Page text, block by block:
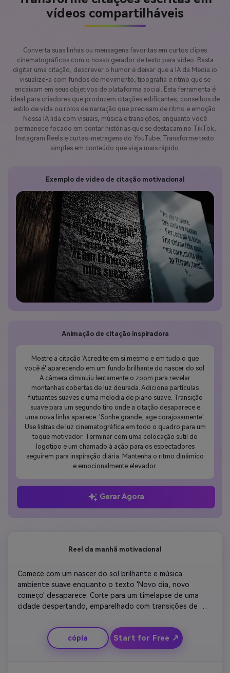
vídeos compartilháveis
Converta suas linhas ou mensagens favoritas em curtos clipes
cinematográficos com o nosso gerador de texto para vídeo. Basta
digitar uma citação, descrever o humor e deixar que a IA da Media.io
visualize-a com fundos de movimento, tipografia e ritmo que se
encaixam em seus objetivos de plataforma social. Esta ferramenta é
ideal para criadores que produzem citações edificantes, conselhos de
estilo de vida ou rolos de narração que precisam de ritmo e emoção.
Nossa IA lida com visuais, música e transições, enquanto você
permanece focado em contar histórias que se destacam no TikTok,
Instagram Reels e curtas-metragens do YouTube. Transforme texto
simples em conteúdo que viaja mais rápido.
Animação de citação inspiradora
Mostre a citação 'Acredite em si mesmo e em tudo o que
você é' aparecendo em um fundo brilhante do nascer do sol.
A câmera diminuiu lentamente o zoom para revelar
montanhas cobertas de luz dourada. Adicione partículas
flutuantes suaves e uma melodia de piano suave. Transição
suave para um segundo tiro onde a citação desaparece e
uma nova linha aparece: 'Sonhe grande, age corajosamente'.
Use listras de luz cinematográfica em todo o quadro para um
toque motivador. Terminar com uma colocação sutil do
logotipo e um chamado à ação para os espectadores
seguirem para inspiração diária. Mantenha o ritmo dinâmico
e emocionalmente elevador.
Gerar Agora
Exemplo de vídeo de citação motivacional
Reel da manhã motivacional
Comece com um nascer do sol brilhante e música
ambiente suave enquanto o texto 'Novo dia, novo
começo' desaparece. Corte para um timelapse de uma
cidade despertando, emparelhado com transições de
apresenta antes de falar'. Adicione erupções de luz que
se movem através do quadro para positividade. Conclua
com um close-up persistente da citação e música de
cópia Start for Free ↗